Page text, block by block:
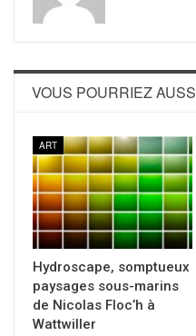
VOUS POURRIEZ
ART
Hydroscape, somptueux
paysages sous-marins
de Nicolas Floc’h à
Wattwiller